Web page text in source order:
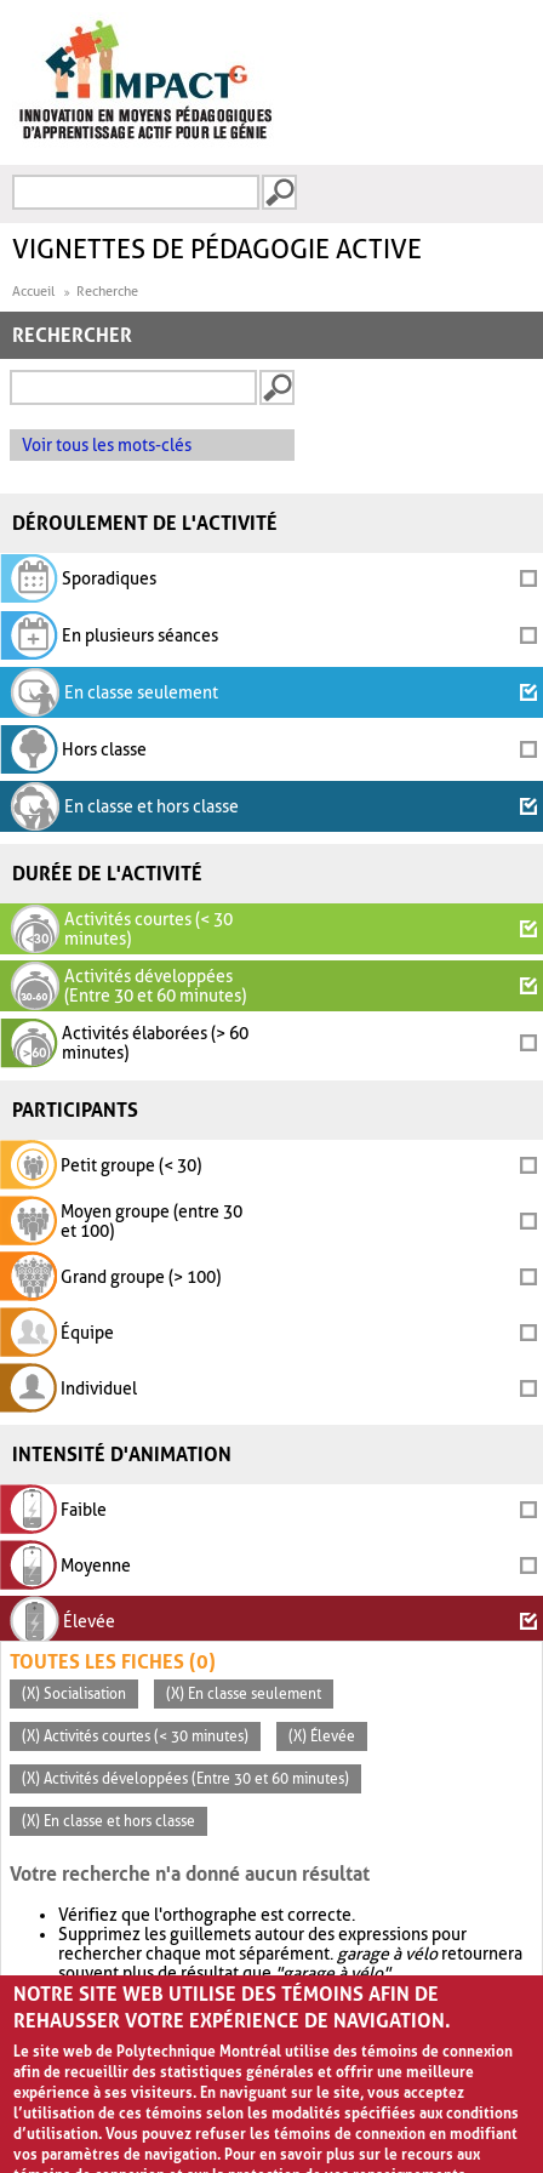
FORMULAIRE DE
VIGNETTES DE PÉDAGOGIE ACTIVE
Accueil Recherche
RECHERCHER
Voir tous les mots-clés
DÉROULEMENT DE L'ACTIVITÉ
Sporadiques
En plusieurs séances
En classe seulement
Hors classe
En classe et hors classe
DURÉE DE L'ACTIVITÉ
Activités courtes (< 30
minutes)
Activités développées
(Entre 30 et 60 minutes)
Activités élaborées (> 60
minutes)
PARTICIPANTS
Petit groupe (< 30)
Moyen groupe (entre 30
et 100)
Grand groupe (> 100)
Équipe
Individuel
INTENSITÉ D'ANIMATION
Faible
Moyenne
Élevée
TOUTES LES FICHES (0)
(X) Socialisation (X) En classe seulement
(X) Activités courtes (< 30 minutes) (X) Élevée
(X) Activités développées (Entre 30 et 60 minutes)
(X) En classe et hors classe
Votre recherche n'a donné aucun résultat
Vérifiez que l'orthographe est correcte.
Supprimez les guillemets autour des expressions pour
rechercher chaque mot séparément. garage à véloretournera
souvent plus de résultat que"garage à vélo".
Envisagez d'élargir votre recherche avec OR.garage OR vélo
retournera souvent plus de résultat quegarage à vélo
NOTRE SITE WEB UTILISE DES TÉMOINS AFIN DE
REHAUSSER VOTRE EXPÉRIENCE DE NAVIGATION.
Le site web de Polytechnique Montréal utilise des témoins de connexion
afin de recueillir des statistiques générales et offrir une meilleure
expérience à ses visiteurs. En naviguant sur le site, vous acceptez
l’utilisation de ces témoins selon les modalités spécifiées aux conditions
d’utilisation. Vous pouvez refuser les témoins de connexion en modifiant
vos paramètres de navigation. Pour en savoir plus sur le recours aux